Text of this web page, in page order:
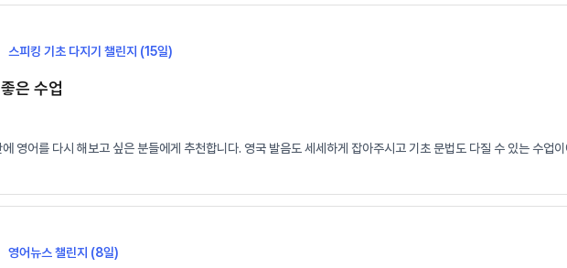
스피킹 기초 다지기 챌린지 (15일)
은 수업
영어를 다시 해보고 싶은 분들에게 추천합니다. 영국 발음도 세세하게 잡아주시고 기초 문법도 다질 수 있는 수업
영어뉴스 챌린지 (8일)